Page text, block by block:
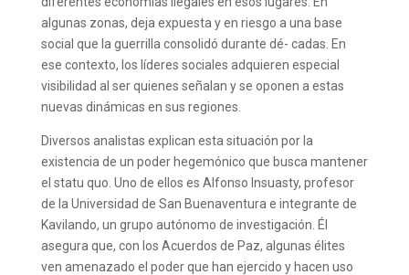
algunas zonas, deja expuesta y en riesgo a una base
social que la guerrilla consolidó durante dé- cadas. En
ese contexto, los líderes sociales adquieren especial
visibilidad al ser quienes señalan y se oponen a estas
nuevas dinámicas en sus regiones.
Diversos analistas explican esta situación por la
existencia de un poder hegemónico que busca mantener
el statu quo. Uno de ellos es Alfonso Insuasty, profesor
de la Universidad de San Buenaventura e integrante de
Kavilando, un grupo autónomo de investigación. Él
asegura que, con los Acuerdos de Paz, algunas élites
ven amenazado el poder que han ejercido y hacen uso